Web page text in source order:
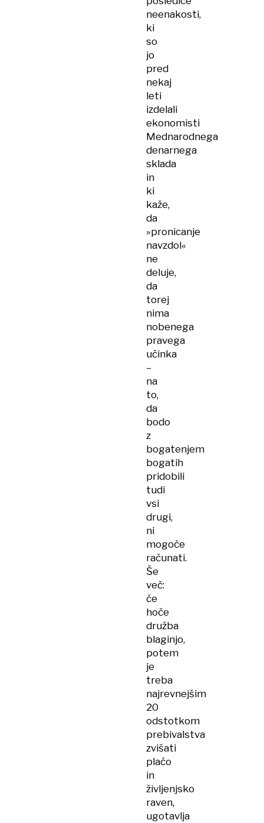
neenakosti,
ki
so
jo
pred
nekaj
leti
izdelali
ekonomisti
Mednarodnega
denarnega
sklada
in
ki
kaže,
da
»pronicanje
navzdol«
ne
deluje,
da
torej
nima
nobenega
pravega
učinka
–
na
to,
da
bodo
z
bogatenjem
bogatih
pridobili
tudi
vsi
drugi,
ni
mogoče
računati.
Še
več:
če
hoče
družba
blaginjo,
potem
je
treba
najrevnejšim
20
odstotkom
prebivalstva
zvišati
plačo
in
življenjsko
raven,
ugotavlja